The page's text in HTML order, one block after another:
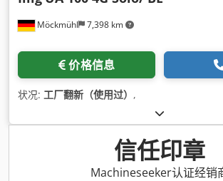
Möckmühl 7,398 km
价格信息
状况: 工厂翻新（使用过） ,
信任印章
Machineseeker认证经销